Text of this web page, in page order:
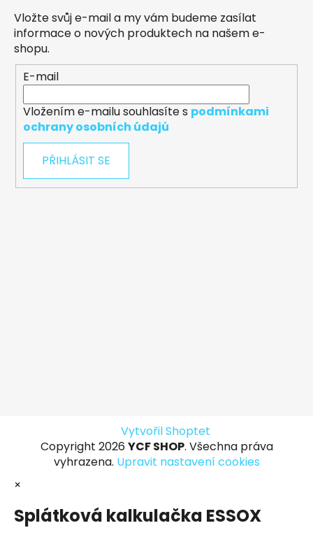
Vložte svůj e-mail a my vám budeme zasílat
informace o nových produktech na našem e-
shopu.
E-mail
Vložením e-mailu souhlasíte s podmínkami
ochrany osobních údajů
PŘIHLÁSIT SE
Vytvořil Shoptet
Copyright 2026 YCF SHOP. Všechna práva
vyhrazena. Upravit nastavení cookies
×
Splátková kalkulačka ESSOX